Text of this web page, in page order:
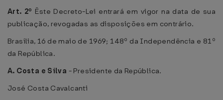
Art. 2º Êste Decreto-Lei entrará em vigor na data de sua
publicação, revogadas as disposições em contrário.
Brasília, 16 de maio de 1969; 148º da Independência e 81º
da República.
A. Costa e Silva - Presidente da República.
José Costa Cavalcanti